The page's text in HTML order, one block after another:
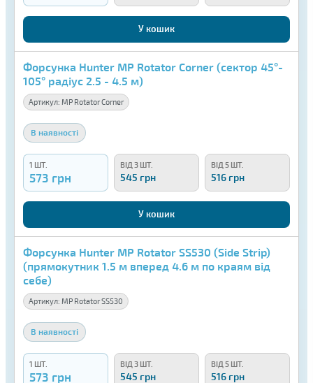
У кошик
Форсунка Hunter MP Rotator Corner (сектор 45°-
105° радіус 2.5 - 4.5 м)
Артикул: MP Rotator Corner
В наявності
1 ШТ.
573 грн
ВІД 3 ШТ.
545 грн
ВІД 5 ШТ.
516 грн
У кошик
Форсунка Hunter MP Rotator SS530 (Side Strip)
(прямокутник 1.5 м вперед 4.6 м по краям від
себе)
Артикул: MP Rotator SS530
В наявності
1 ШТ.
573 грн
ВІД 3 ШТ.
545 грн
ВІД 5 ШТ.
516 грн